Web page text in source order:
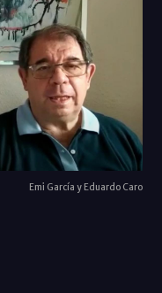
Emi García y Eduardo Caro